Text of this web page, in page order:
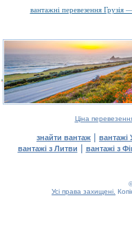
вантажні перевезення Грузія
Ціна
знайти вантаж | вантажі
вантажі з Литви | вантажі з
Усі права захищені.